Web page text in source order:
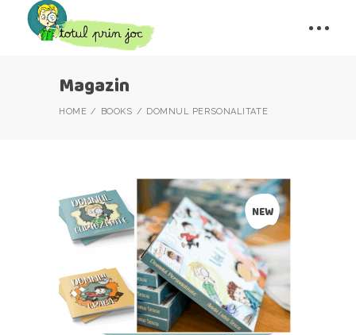
Magazin
HOME BOOKS DOMNUL PERSONALITATE
NEW